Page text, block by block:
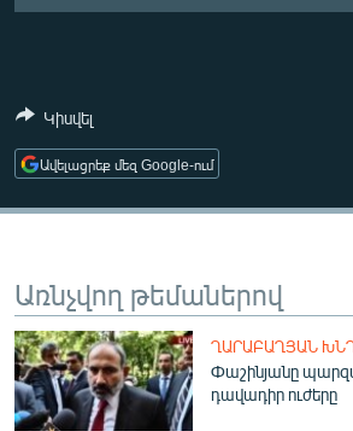
ՏԱՐԱԾԱՇՐՋԱՆ
ՄԵԿՆԱԲԱՆՈՒԹՅՈՒՆ
ԱՐԽԻՎ
ՏԵՍԱՆՅՈՒԹԵՐ
ԲԱՆԱՎԵՃ
Կիսվել
Ավելացրեք մեզ Google-ում
Առնչվող թեմաներով
ՂԱՐԱԲԱՂՅԱՆ
Փաշինյանը
դավադիր ուժերը